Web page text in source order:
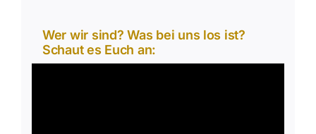
Wer wir sind? Was bei uns los ist?
Schaut es Euch an: